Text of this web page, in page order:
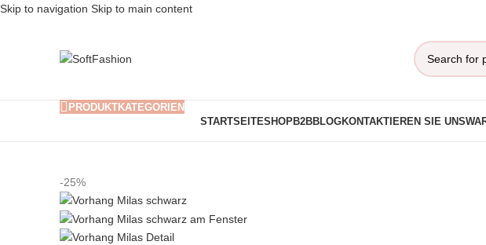
Skip to navigation Skip to main content
PRODUKTKATEGORIEN
STARTSEITESHOPB2BBLOGKONTAKTIEREN SIE UNS
-25%